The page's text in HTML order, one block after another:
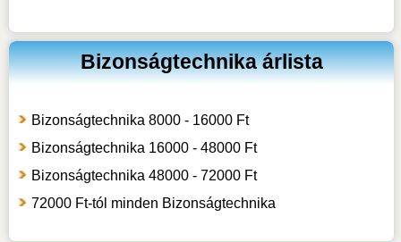
Bizonságtechnika árlista
Bizonságtechnika 8000 - 16000 Ft
Bizonságtechnika 16000 - 48000 Ft
Bizonságtechnika 48000 - 72000 Ft
72000 Ft-tól minden Bizonságtechnika